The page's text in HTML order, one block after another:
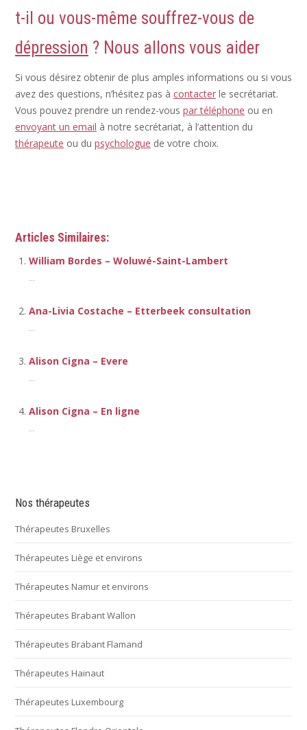
t-il ou vous-même souffrez-vous de
dépression ? Nous allons vous aider
Si vous désirez obtenir de plus amples informations ou si vous
avez des questions, n’hésitez pas à contacter le secrétariat.
Vous pouvez prendre un rendez-vous par téléphone ou en
envoyant un email à notre secrétariat, à l’attention du
thérapeute ou du psychologue de votre choix.
Articles Similaires:
William Bordes – Woluwé-Saint-Lambert
...
Ana-Livia Costache – Etterbeek consultation
...
Alison Cigna – Evere
...
Alison Cigna – En ligne
...
Nos thérapeutes
Thérapeutes Bruxelles
Thérapeutes Liège et environs
Thérapeutes Namur et environs
Thérapeutes Brabant Wallon
Thérapeutes Brabant Flamand
Thérapeutes Hainaut
Thérapeutes Luxembourg